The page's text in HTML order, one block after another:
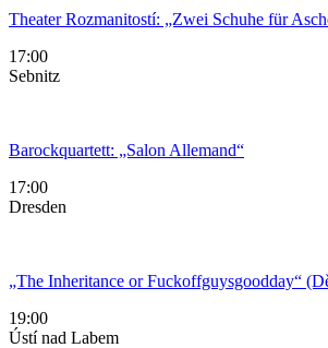
Theater Rozmanitostí: „Zwei Schuhe für
17:00
Sebnitz
Barockquartett: „Salon Allemand“
17:00
Dresden
„The Inheritance or Fuckoffguysgoodday“
19:00
Ústí nad Labem